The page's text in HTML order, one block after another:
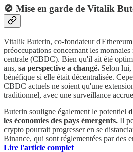
🚫 Mise en garde de Vitalik
Vitalik Buterin, co-fondateur
préoccupations concernant les monnaies
centrale (CBDC). Bien qu'il ait été
ans, sa perspective a changé. Selon
bénéfique si elle était décentralisée.
CBDC actuels ne soient qu'une
traditionnel, avec une surveillance
Buterin souligne également le potentiel
les économies des pays émergents. Il
crypto pourrait progresser en se
Binance, qui sont réglementées par des
Lire l'article complet